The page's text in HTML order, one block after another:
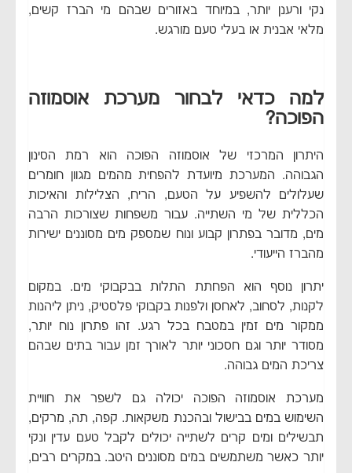
נקי ורענן יותר, במיוחד באזורים שבהם מי הברז קשים,
מלאי אבנית או בעלי טעם מורגש.
למה כדאי לבחור מערכת אוסמוזה
הפוכה?
היתרון המרכזי של אוסמוזה הפוכה הוא רמת הסינון
הגבוהה. המערכת מיועדת להפחית מהמים מגוון חומרים
שעלולים להשפיע על הטעם, הריח, הצלילות והאיכות
הכללית של מי השתייה. עבור משפחות שצורכות הרבה
מים, מדובר בפתרון קבוע ונוח שמספק מים מסוננים ישירות
מהברז הייעודי.
יתרון נוסף הוא הפחתת התלות בבקבוקי מים. במקום
לקנות, לסחוב, לאחסן ולפנות בקבוקי פלסטיק, ניתן ליהנות
ממקור מים זמין במטבח בכל רגע. זהו פתרון נוח יותר,
מסודר יותר וגם חסכוני יותר לאורך זמן עבור בתים שבהם
צריכת המים גבוהה.
מערכת אוסמוזה הפוכה יכולה גם לשפר את חוויית
השימוש במים בבישול ובהכנת משקאות. קפה, תה, מרקים,
תבשילים ומים קרים לשתייה יכולים לקבל טעם עדין ונקי
יותר כאשר משתמשים במים מסוננים היטב. במקרים רבים,